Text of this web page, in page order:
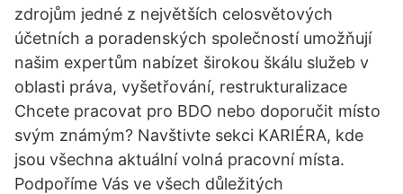
zdrojům jedné z největších celosvětových
účetních a poradenských společností umožňují
našim expertům nabízet širokou škálu služeb v
oblasti práva, vyšetřování, restrukturalizace
Chcete pracovat pro BDO nebo doporučit místo
svým známým? Navštivte sekci KARIÉRA, kde
jsou všechna aktuální volná pracovní místa.
Podpoříme Vás ve všech důležitých